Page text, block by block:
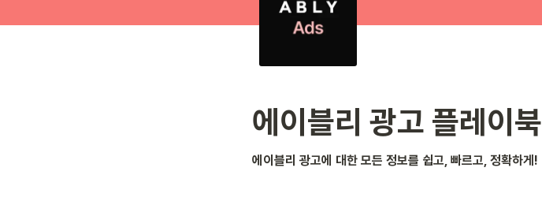
에이블리 광고 플레이북
에이블리 광고에 대한 모든 정보를 쉽고, 빠르고, 정확하게!